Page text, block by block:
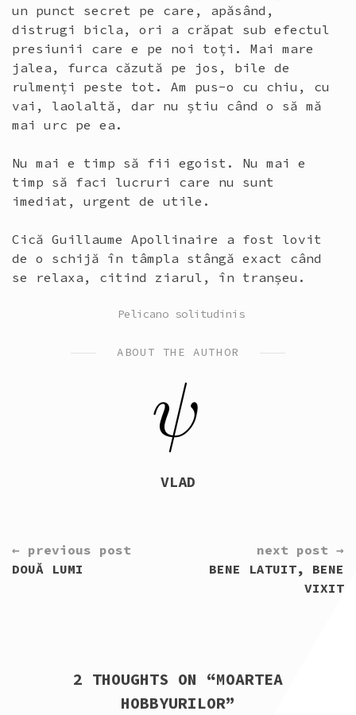
un punct secret pe care, apăsând,
distrugi bicla, ori a crăpat sub efectul
presiunii care e pe noi toți. Mai mare
jalea, furca căzută pe jos, bile de
rulmenți peste tot. Am pus-o cu chiu, cu
vai, laolaltă, dar nu știu când o să mă
mai urc pe ea.
Nu mai e timp să fii egoist. Nu mai e
timp să faci lucruri care nu sunt
imediat, urgent de utile.
Cică Guillaume Apollinaire a fost lovit
de o schijă în tâmpla stângă exact când
se relaxa, citind ziarul, în tranșeu.
POSTED
Pelicano solitudinis
ABOUT THE AUTHOR
VLAD
CONTINUE
READING
← previous post
DOUĂ LUMI
next post →
BENE LATUIT, BENE
VIXIT
2 THOUGHTS ON “MOARTEA
HOBBYURILOR”